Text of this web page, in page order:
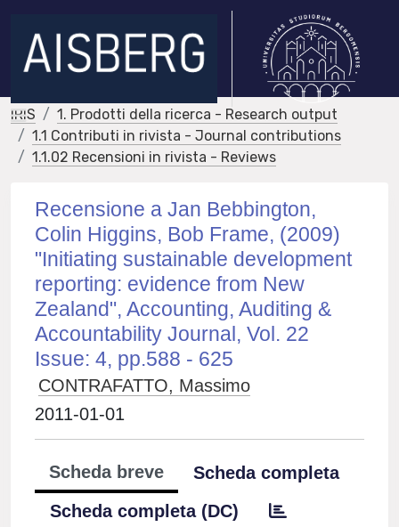
IRIS
1. Prodotti della ricerca - Research output
1.1 Contributi in rivista - Journal contributions
1.1.02 Recensioni in rivista - Reviews
Recensione a Jan Bebbington,
Colin Higgins, Bob Frame, (2009)
"Initiating sustainable development
reporting: evidence from New
Zealand", Accounting, Auditing &
Accountability Journal, Vol. 22
Issue: 4, pp.588 - 625
CONTRAFATTO, Massimo
2011-01-01
Scheda breve
Scheda completa
Scheda completa (DC)